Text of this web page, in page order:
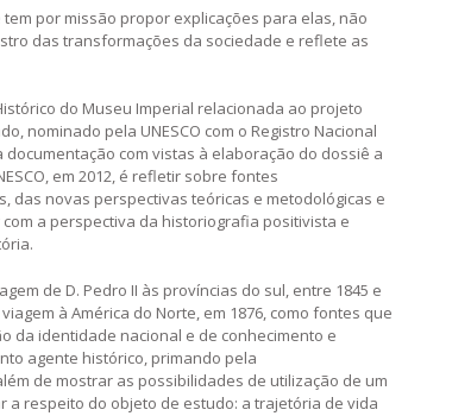
por missão propor explicações para elas, não
das transformações da sociedade e reflete as
do Museu Imperial relacionada ao projeto
nominado pela UNESCO com o Registro Nacional
com vistas à elaboração do dossiê a
em 2012, é refletir sobre fontes
das novas perspectivas teóricas e metodológicas e
a perspectiva da historiografia positivista e
de D. Pedro II às províncias do sul, entre 1845 e
à América do Norte, em 1876, como fontes que
da identidade nacional e de conhecimento e
agente histórico, primando pela
de mostrar as possibilidades de utilização de um
a respeito do objeto de estudo: a trajetória de vida